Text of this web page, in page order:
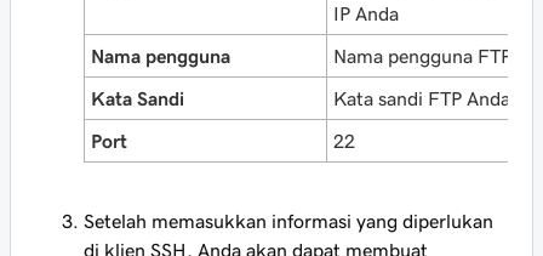
IP Anda
Nama pengguna Nama pengguna FTP
Kata Sandi Kata sandi FTP Anda
Port 22
Setelah memasukkan informasi yang diperlukan
di klien SSH, Anda akan dapat membuat